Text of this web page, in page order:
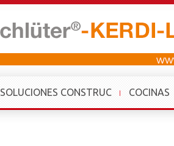
SOLUCIONES CONSTRUC COCINAS